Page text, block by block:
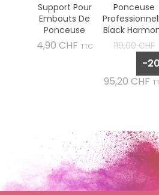
Support Pour
Embouts De
Ponceuse
4,90 CHF Prix
TTC
Ponceuse
Black
Prix
119,00 CHF
-
95,20 CHF